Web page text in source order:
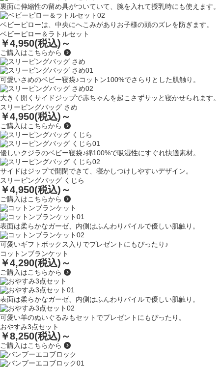
裏面に伸縮性の留め具がついていて、腕を入れて授乳時にも使えます。
ベビーピローは、中央にへこみがありお子様の頭のズレを防ぎます。
ベビーピロー＆ラトルセット
￥4,950(税込)～
ご購入はこちらから
可愛いさめのベビー寝袋♪コットン100%でさらりとした肌触り。
大きく開くサイドジップで赤ちゃんを起こさずサッと寝かせられます。
スリーピングバッグ さめ
￥4,950(税込)～
ご購入はこちらから
優しいクジラのベビー寝袋♪綿100%で吸湿性にすぐれ快適素材。
サイドはジップで開閉できて、寝かしつけしやすいデザイン。
スリーピングバッグ くじら
￥4,950(税込)～
ご購入はこちらから
表面は柔らかなガーゼ、内側はふんわりパイルで優しい肌触り。
可愛いギフトボックス入りでプレゼントにもぴったり♪
コットンブランケット
￥4,290(税込)～
ご購入はこちらから
表面は柔らかなガーゼ、内側はふんわりパイルで優しい肌触り。
可愛い羊のぬいぐるみもセットでプレゼントにもぴったり。
おやすみ3点セット
￥8,250(税込)～
ご購入はこちらから